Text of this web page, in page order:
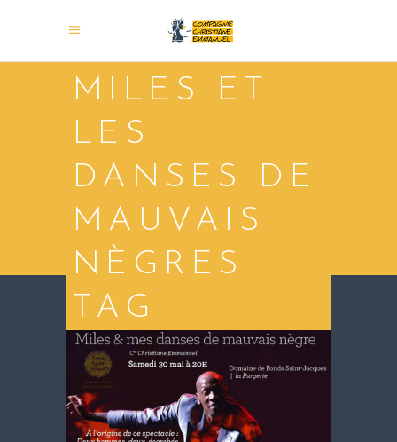
MILES ET
LES
DANSES DE
MAUVAIS
NÈGRES
TAG